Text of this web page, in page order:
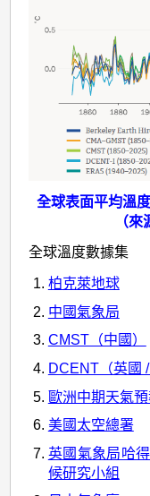
溫
全球表面平均溫
（來
全球溫度數據集
柏克萊地球
中國氣象局
CMST（中國）
DCENT（英國 /
歐洲中期天氣
美國太空總署
英國氣象局哈
候研究小組